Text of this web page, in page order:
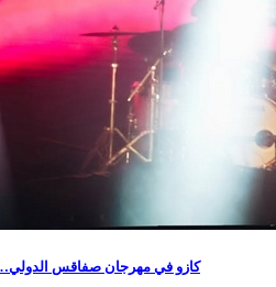
كازو في مهرجان صفاقس الدولي…